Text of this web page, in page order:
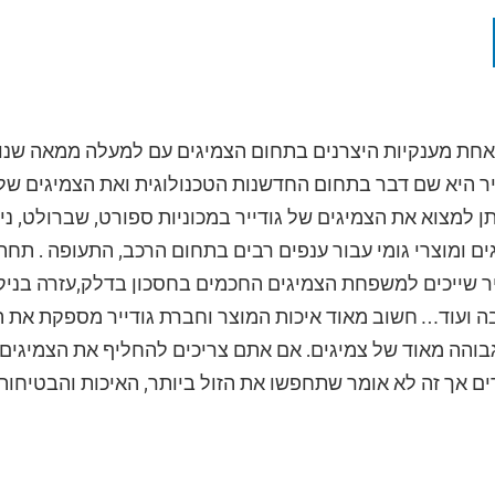
אחת מענקיות היצרנים בתחום הצמיגים עם למעלה ממאה
היא שם דבר בתחום החדשנות הטכנולוגית ואת הצמיגים
למצוא את הצמיגים של גודייר במכוניות ספורט, שברולט,
ומוצרי גומי עבור ענפים רבים בתחום הרכב, התעופה .
שייכים למשפחת הצמיגים החכמים בחסכון בדלק,עזרה
ועוד… חשוב מאוד איכות המוצר וחברת גודייר מספקת את
גבוהה מאוד של צמיגים. אם אתם צריכים להחליף את
אך זה לא אומר שתחפשו את הזול ביותר, האיכות